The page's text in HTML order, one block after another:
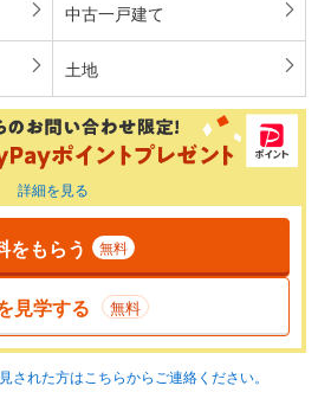
中古一戸建て
土地
詳細を見る
をもらう 無料
見学する 無料
された方はこちらからご連絡ください。